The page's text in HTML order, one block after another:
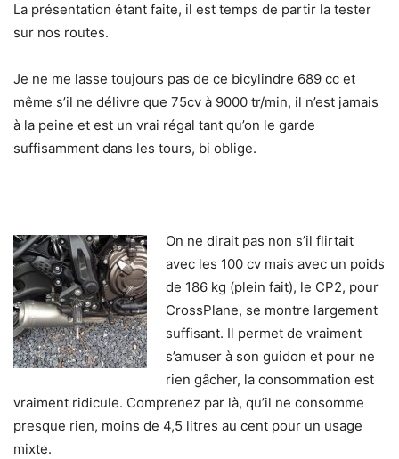
La présentation étant faite, il est temps de partir la tester
sur nos routes.
Je ne me lasse toujours pas de ce bicylindre 689 cc et
même s’il ne délivre que 75cv à 9000 tr/min, il n’est jamais
à la peine et est un vrai régal tant qu’on le garde
suffisamment dans les tours, bi oblige.
On ne dirait pas non s’il flirtait
avec les 100 cv mais avec un poids
de 186 kg (plein fait), le CP2, pour
CrossPlane, se montre largement
suffisant. Il permet de vraiment
s’amuser à son guidon et pour ne
rien gâcher, la consommation est
vraiment ridicule. Comprenez par là, qu’il ne consomme
presque rien, moins de 4,5 litres au cent pour un usage
mixte.